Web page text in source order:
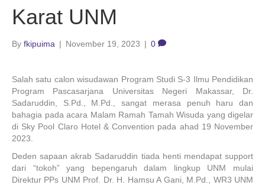
Karat UNM
By fkipuima | November 19, 2023 | 0
Salah satu calon wisudawan Program Studi S-3 Ilmu Pendidikan
Program Pascasarjana Universitas Negeri Makassar, Dr.
Sadaruddin, S.Pd., M.Pd., sangat merasa penuh haru dan
bahagia pada acara Malam Ramah Tamah Wisuda yang digelar
di Sky Pool Claro Hotel & Convention pada ahad 19 November
2023.
Deden sapaan akrab Sadaruddin tiada henti mendapat support
dari “tokoh” yang bepengaruh dalam lingkup UNM mulai
Direktur PPs UNM Prof. Dr. H. Hamsu A Gani, M.Pd., WR3 UNM